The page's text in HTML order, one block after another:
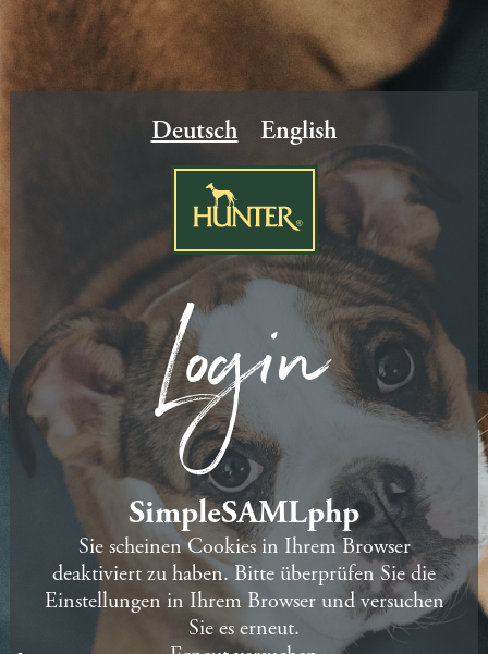
Deutsch English
Login
SimpleSAMLphp
Sie scheinen Cookies in Ihrem Browser
deaktiviert zu haben. Bitte überprüfen Sie die
Einstellungen in Ihrem Browser und versuchen
Sie es erneut.